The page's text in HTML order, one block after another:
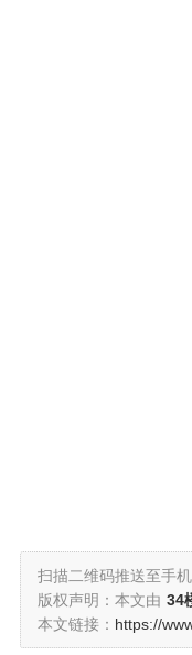
扫描二维码推送至手机
版权声明：本文由 34
本文链接： https://